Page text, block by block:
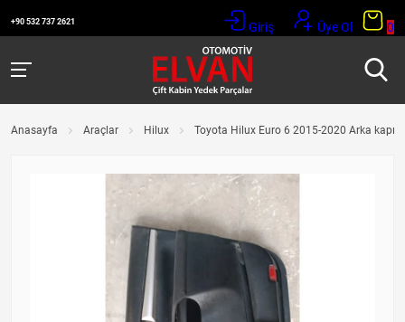
+90 532 737 2621 Giriş Üye Ol 0
Anasayfa Araçlar Hilux Toyota Hilux Euro 6 2015-2020 Arka kapı